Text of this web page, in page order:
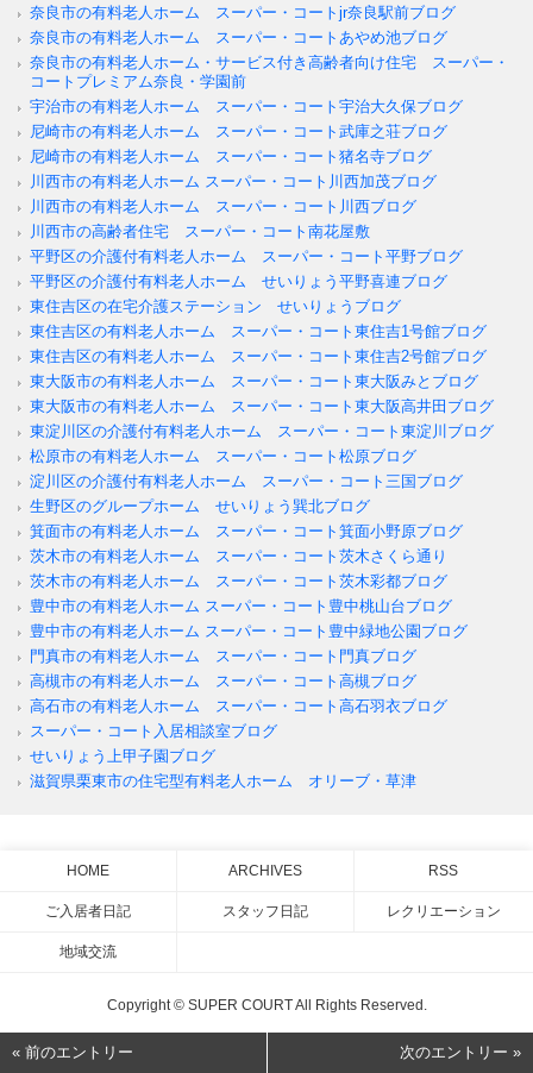
« 前のエントリー 次のエントリー »
奈良市の有料老人ホーム スーパー・コートjr奈良駅前ブログ
奈良市の有料老人ホーム スーパー・コートあやめ池ブログ
奈良市の有料老人ホーム・サービス付き高齢者向け住宅 スーパー・
コートプレミアム奈良・学園前
宇治市の有料老人ホーム スーパー・コート宇治大久保ブログ
尼崎市の有料老人ホーム スーパー・コート武庫之荘ブログ
尼崎市の有料老人ホーム スーパー・コート猪名寺ブログ
川西市の有料老人ホーム スーパー・コート川西加茂ブログ
川西市の有料老人ホーム スーパー・コート川西ブログ
川西市の高齢者住宅 スーパー・コート南花屋敷
平野区の介護付有料老人ホーム スーパー・コート平野ブログ
平野区の介護付有料老人ホーム せいりょう平野喜連ブログ
東住吉区の在宅介護ステーション せいりょうブログ
東住吉区の有料老人ホーム スーパー・コート東住吉1号館ブログ
東住吉区の有料老人ホーム スーパー・コート東住吉2号館ブログ
東大阪市の有料老人ホーム スーパー・コート東大阪みとブログ
東大阪市の有料老人ホーム スーパー・コート東大阪高井田ブログ
東淀川区の介護付有料老人ホーム スーパー・コート東淀川ブログ
松原市の有料老人ホーム スーパー・コート松原ブログ
淀川区の介護付有料老人ホーム スーパー・コート三国ブログ
生野区のグループホーム せいりょう巽北ブログ
箕面市の有料老人ホーム スーパー・コート箕面小野原ブログ
茨木市の有料老人ホーム スーパー・コート茨木さくら通り
茨木市の有料老人ホーム スーパー・コート茨木彩都ブログ
豊中市の有料老人ホーム スーパー・コート豊中桃山台ブログ
豊中市の有料老人ホーム スーパー・コート豊中緑地公園ブログ
門真市の有料老人ホーム スーパー・コート門真ブログ
高槻市の有料老人ホーム スーパー・コート高槻ブログ
高石市の有料老人ホーム スーパー・コート高石羽衣ブログ
スーパー・コート入居相談室ブログ
せいりょう上甲子園ブログ
滋賀県栗東市の住宅型有料老人ホーム オリーブ・草津
HOME ARCHIVES RSS
ご入居者日記 スタッフ日記 レクリエーション
地域交流
Copyright © SUPER COURT All Rights Reserved.